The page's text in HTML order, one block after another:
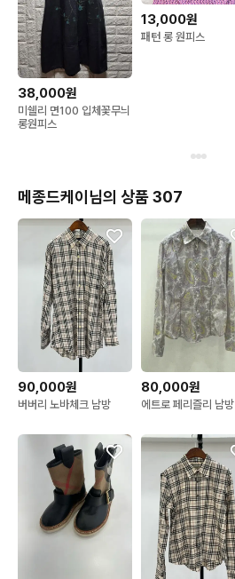
38,000원
미쉘리 면100 입체꽃무늬
롱원피스
13,000원
패턴 롱 원피스
메종드케이님의 상품 307
90,000원
버버리 노바체크 남방
80,000원
에트로 페리즐리 남방